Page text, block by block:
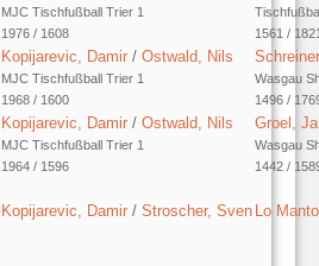
MJC Tischfußball Trier 1
1976 / 1608
1561 /
Kopijarevic, Damir / Ostwald, Nils
MJC Tischfußball Trier 1
1968 / 1600
Wasgau
1496 /
Kopijarevic, Damir / Ostwald, Nils
MJC Tischfußball Trier 1
1964 / 1596
Groel,
Wasgau
1442 /
Kopijarevic, Damir / Stroscher, Sven Lo